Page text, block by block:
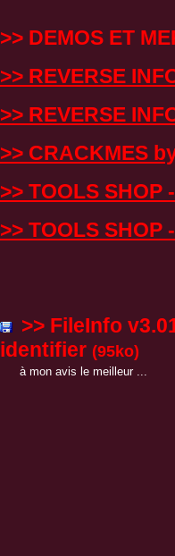
>> DEMOS ET
>> REVERSE
>> REVERSE
>> CRACKMES
>> TOOLS SHOP
>> TOOLS
>> FileInfo
identifier (95ko)
à mon avis le meilleur ...